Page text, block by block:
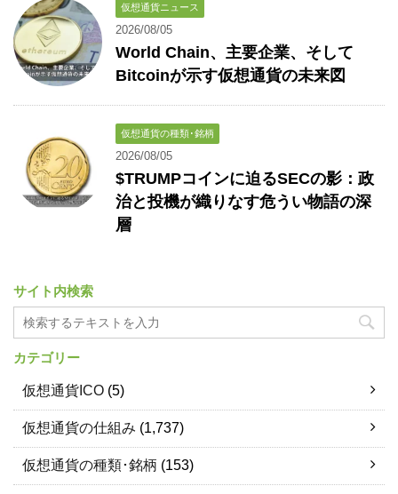
仮想通貨ニュース
2026/08/05
World Chain、主要企業、そして
Bitcoinが示す仮想通貨の未来図
仮想通貨の種類･銘柄
2026/08/05
$TRUMPコインに迫るSECの影：政
治と投機が織りなす危うい物語の深
層
サイト内検索
カテゴリー
仮想通貨ICO (5)
仮想通貨の仕組み (1,737)
仮想通貨の種類･銘柄 (153)